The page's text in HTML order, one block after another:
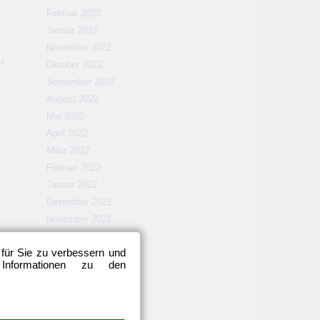
Februar 2023
Januar 2023
November 2022
Oktober 2022
September 2022
August 2022
Mai 2022
April 2022
März 2022
Februar 2022
Januar 2022
Dezember 2021
November 2021
September 2021
August 2021
Sie zu verbessern und
zu den